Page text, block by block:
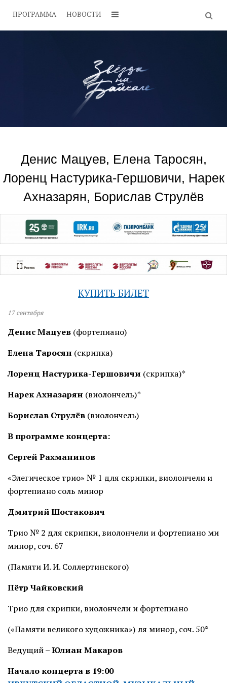
ПРОГРАММА НОВОСТИ
Денис Мацуев, Елена Таросян,
Лоренц Настурика-Гершовичи, Нарек
Ахназарян, Борислав Струлёв
КУПИТЬ БИЛЕТ
17сентября
Денис Мацуев (фортепиано)
Елена Таросян (скрипка)
Лоренц Настурика-Гершовичи (скрипка)*
Нарек Ахназарян (виолончель)*
Борислав Струлёв (виолончель)
В программе концерта:
Сергей Рахманинов
«Элегическое трио» № 1 для скрипки, виолончели и
фортепиано соль минор
Дмитрий Шостакович
Трио № 2 для скрипки, виолончели и фортепиано ми
минор, соч. 67
(Памяти И. И. Соллертинского)
Пётр Чайковский
Трио для скрипки, виолончели и фортепиано
(«Памяти великого художника») ля минор, соч. 50*
Ведущий –Юлиан Макаров
Начало концерта в 19:00